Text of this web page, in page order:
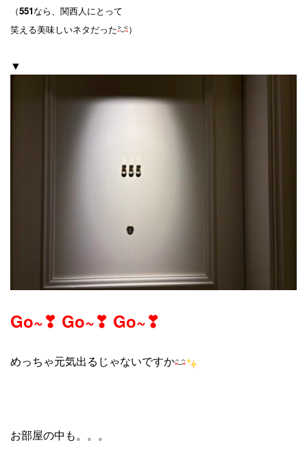
（551なら、関西人にとって
笑える美味しいネタだった
）
▼
Go~❣ Go~❣ Go~❣
めっちゃ元気出るじゃないですか
お部屋の中も。。。